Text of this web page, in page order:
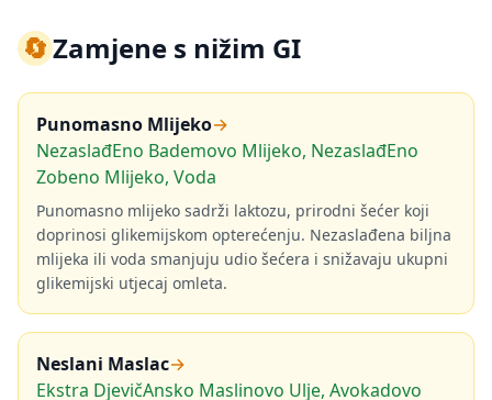
🔄Zamjene s nižim GI
Punomasno Mlijeko→
NezaslađEno Bademovo Mlijeko, NezaslađEno
Zobeno Mlijeko, Voda
Punomasno mlijeko sadrži laktozu, prirodni šećer koji
doprinosi glikemijskom opterećenju. Nezaslađena biljna
mlijeka ili voda smanjuju udio šećera i snižavaju ukupni
glikemijski utjecaj omleta.
Neslani Maslac→
Ekstra DjevičAnsko Maslinovo Ulje, Avokadovo